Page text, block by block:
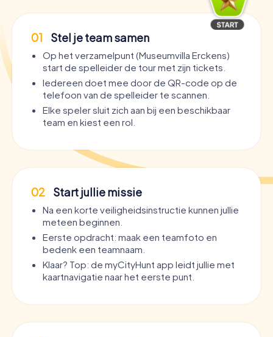
01 Stel je team samen
Op het verzamelpunt (Museumvilla Erckens)
start de spelleider de tour met zijn tickets.
Iedereen doet mee door de QR-code op de
telefoon van de spelleider te scannen.
Elke speler sluit zich aan bij een beschikbaar
team en kiest een rol.
02 Start jullie missie
Na een korte veiligheidsinstructie kunnen jullie
meteen beginnen.
Eerste opdracht: maak een teamfoto en
bedenk een teamnaam.
Klaar? Top: de myCityHunt app leidt jullie met
kaartnavigatie naar het eerste punt.